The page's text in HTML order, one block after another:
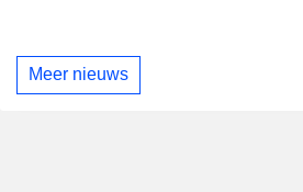
Meer nieuws